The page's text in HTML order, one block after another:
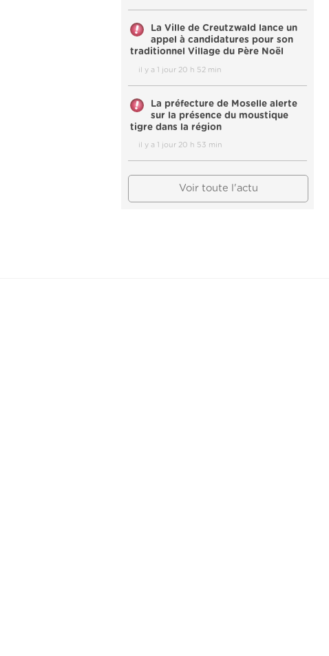
La Ville de Creutzwald lance un
appel à candidatures pour son
traditionnel Village du Père Noël
il y a 1 jour 20 h 52 min
La préfecture de Moselle alerte
sur la présence du moustique
tigre dans la région
il y a 1 jour 20 h 53 min
Voir toute l'actu